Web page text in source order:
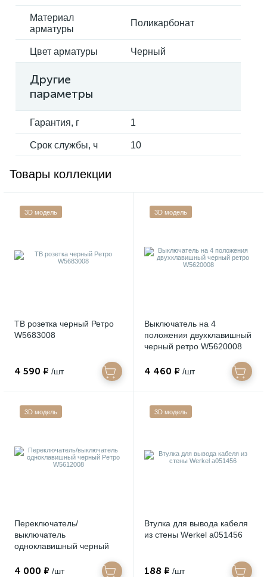
Материал
арматуры
Поликарбонат
Цвет арматуры Черный
Другие
параметры
Гарантия, г 1
Срок службы, ч 10
Товары коллекции
3D модель
ТВ розетка черный Ретро
W5683008
4 590 ₽ /шт
3D модель
Выключатель на 4
положения двухклавишный
черный ретро W5620008
4 460 ₽ /шт
3D модель
Переключатель/
выключатель
одноклавишный черный
4 000 ₽ /шт
3D модель
Втулка для вывода кабеля
из стены Werkel a051456
188 ₽ /шт